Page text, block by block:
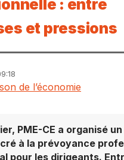
: entre
et pressions
de l’économie
PME-CE a organisé
à la prévoyance
pour les dirigeants.